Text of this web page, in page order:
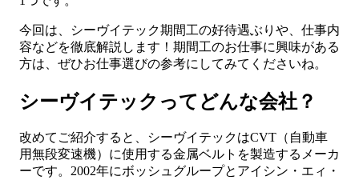
今回は、シーヴイテック期間工の好待遇ぶりや、仕事内
容などを徹底解説します！期間工のお仕事に興味がある
方は、ぜひお仕事選びの参考にしてみてくださいね。
シーヴイテックってどんな会社？
改めてご紹介すると、シーヴイテックはCVT（自動車
用無段変速機）に使用する金属ベルトを製造するメーカ
ーです。2002年にボッシュグループとアイシン・エィ・